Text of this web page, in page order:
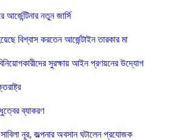
নতুন জার্সি
বিশ্বাস করতেন আর্জেন্টাইন তারকার মা
সুরক্ষায় আইন প্রণয়নের উদ্যোগ
ব্যাকরণ
নূর, জল্পনার অবসান ঘটালেন প্রযোজক